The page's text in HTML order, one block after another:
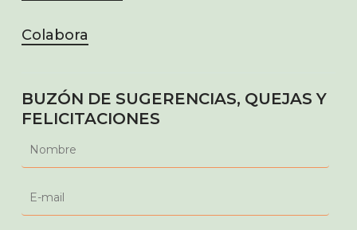
Colabora
BUZÓN DE SUGERENCIAS, QUEJAS Y
FELICITACIONES